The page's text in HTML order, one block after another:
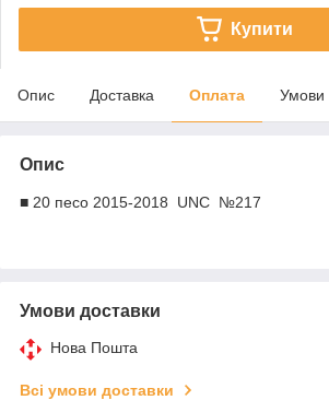
Купити
Опис Доставка Оплата Умови
Опис
■ 20 песо 2015-2018 UNC №217
Умови доставки
Нова Пошта
Всі умови доставки